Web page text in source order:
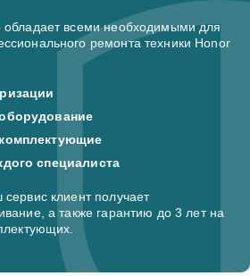
всеми необходимыми для
ремонта техники Honor
специалиста
клиент получает
а также гарантию до 3 лет на